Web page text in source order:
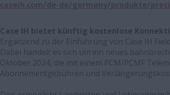
Case IH bietet künftig kostenlose
Ergänzend zu der Einführung von Case IH
Dabei handelt es sich um ein neues
Oktober 2024, die mit einem PCM/PCMF
Abonnementgebühren und